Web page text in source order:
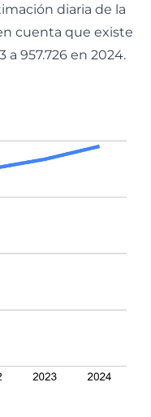
diaria de la
cuenta que existe
957.726 en 2024.